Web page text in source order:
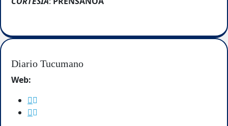
Diario Tucumano
Web: